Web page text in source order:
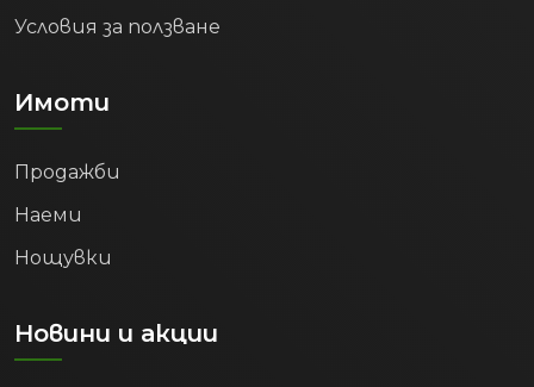
Условия за ползване
Имоти
Продажби
Наеми
Нощувки
Новини и акции